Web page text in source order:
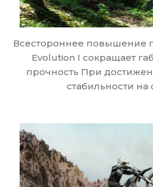
Всестороннее повышение
Evolution I сокращает
прочность При
стабильности на